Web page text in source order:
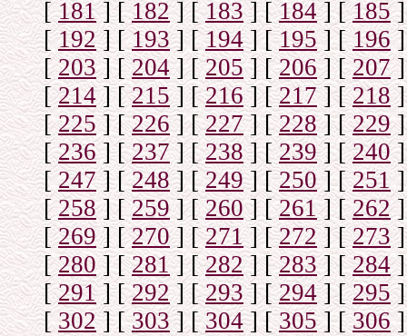
[181] [182] [183] [184] [185]
[192] [193] [194] [195] [ 196]
[203] [204] [205] [206] [207]
[214] [215] [216] [217] [218]
[225] [226] [227] [228] [229]
[236] [237] [238] [239] [240]
[247] [248] [249] [250] [251]
[258] [259] [ 260] [261] [262]
[269] [270] [271] [272] [273]
[280] [281] [282] [283] [284]
[291] [292] [293] [294] [295]
[302] [303] [304] [305] [306]